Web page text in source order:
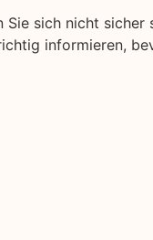
sich nicht
informieren,